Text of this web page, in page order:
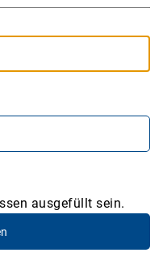
ausgefüllt sein.